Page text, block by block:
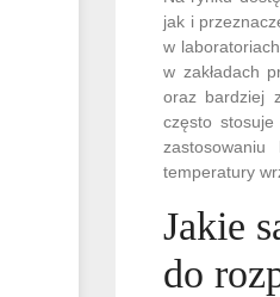
jak i
w
w zakładach
oraz bardziej
często
temperatury
Jakie
do